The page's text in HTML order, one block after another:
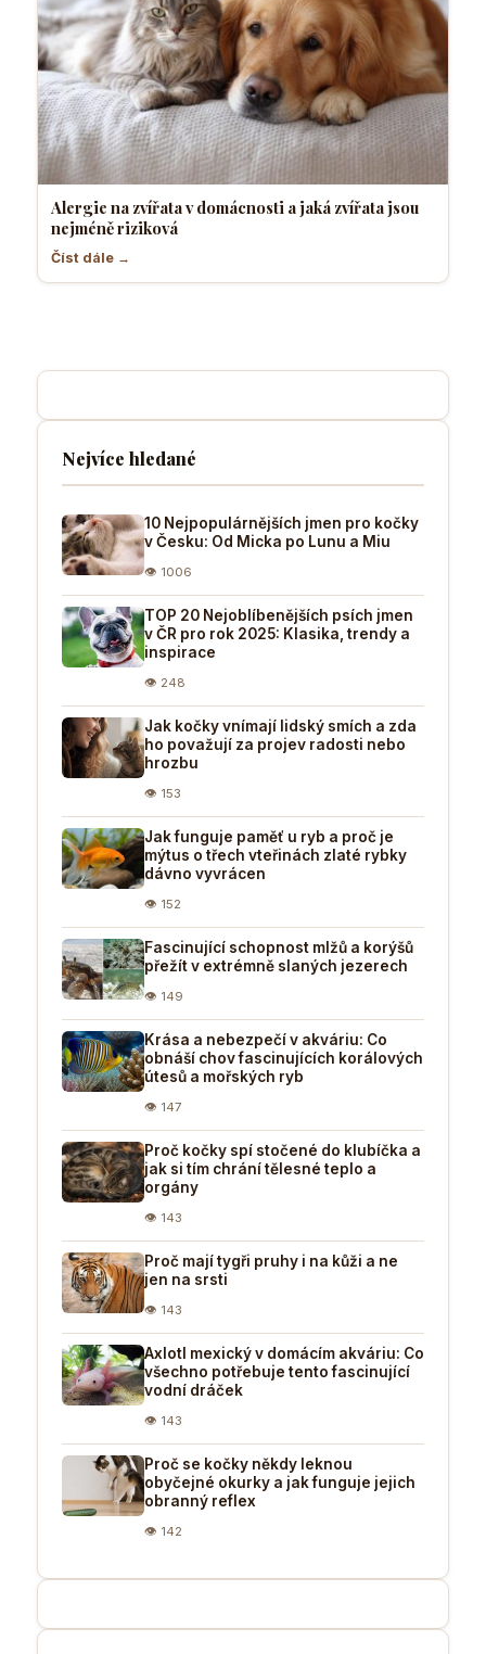
Alergie na zvířata v domácnosti a jaká zvířata jsou
nejméně riziková
Číst dále →
Nejvíce hledané
10 Nejpopulárnějších jmen pro kočky
v Česku: Od Micka po Lunu a Miu
👁 1006
TOP 20 Nejoblíbenějších psích jmen
v ČR pro rok 2025: Klasika, trendy a
inspirace
👁 248
Jak kočky vnímají lidský smích a zda
ho považují za projev radosti nebo
hrozbu
👁 153
Jak funguje paměť u ryb a proč je
mýtus o třech vteřinách zlaté rybky
dávno vyvrácen
👁 152
Fascinující schopnost mlžů a korýšů
přežít v extrémně slaných jezerech
👁 149
Krása a nebezpečí v akváriu: Co
obnáší chov fascinujících korálových
útesů a mořských ryb
👁 147
Proč kočky spí stočené do klubíčka a
jak si tím chrání tělesné teplo a
orgány
👁 143
Proč mají tygři pruhy i na kůži a ne
jen na srsti
👁 143
Axlotl mexický v domácím akváriu: Co
všechno potřebuje tento fascinující
vodní dráček
👁 143
Proč se kočky někdy leknou
obyčejné okurky a jak funguje jejich
obranný reflex
👁 142